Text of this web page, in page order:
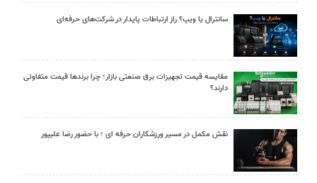
سانترال یا ویپ؟ راز ارتباطات پایدار در شرکت‌های حرفه‌ای
مقایسه قیمت تجهیزات برق صنعتی بازار؛ چرا برندها قیمت متفاوتی
دارند؟
نقش مکمل در مسیر ورزشکاران حرفه ای ؛ با حضور رضا علیپور